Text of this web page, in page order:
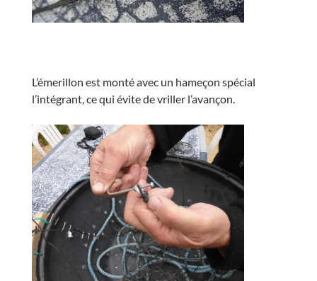
L’émerillon est monté avec un hameçon spécial
l’intégrant, ce qui évite de vriller l’avançon.